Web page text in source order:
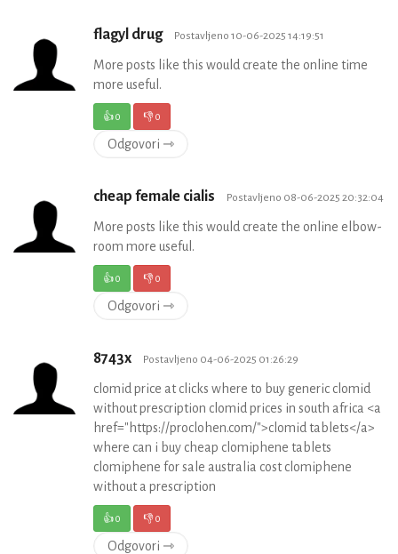
flagyl drug Postavljeno 10-06-2025 14:19:51
More posts like this would create the online time
more useful.
👍0 👎0
Odgovori ⇾
cheap female cialis Postavljeno 08-06-2025 20:32:04
More posts like this would create the online elbow-
room more useful.
👍0 👎0
Odgovori ⇾
8743x Postavljeno 04-06-2025 01:26:29
clomid price at clicks where to buy generic clomid
without prescription clomid prices in south africa <a
href="https://proclohen.com/">clomid tablets</a>
where can i buy cheap clomiphene tablets
clomiphene for sale australia cost clomiphene
without a prescription
👍0 👎0
Odgovori ⇾